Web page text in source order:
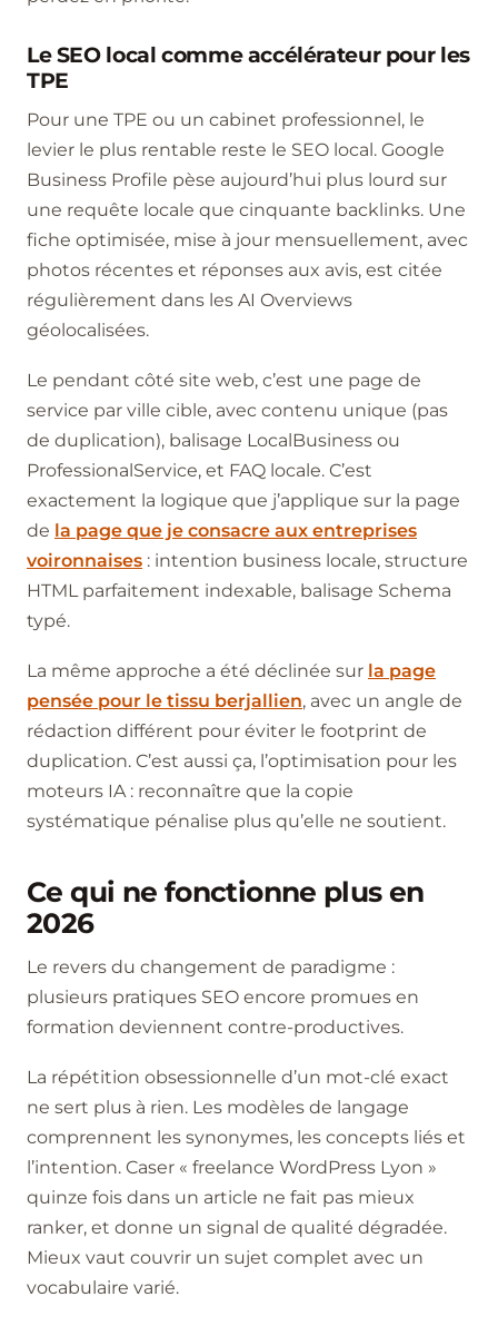
Le SEO local comme accélérateur pour les
TPE
Pour une TPE ou un cabinet professionnel, le
levier le plus rentable reste le SEO local. Google
Business Profile pèse aujourd’hui plus lourd sur
une requête locale que cinquante backlinks. Une
fiche optimisée, mise à jour mensuellement, avec
photos récentes et réponses aux avis, est citée
régulièrement dans les AI Overviews
géolocalisées.
Le pendant côté site web, c’est une page de
service par ville cible, avec contenu unique (pas
de duplication), balisage LocalBusiness ou
ProfessionalService, et FAQ locale. C’est
exactement la logique que j’applique sur la page
de la page que je consacre aux entreprises
voironnaises : intention business locale, structure
HTML parfaitement indexable, balisage Schema
typé.
La même approche a été déclinée sur la page
pensée pour le tissu berjallien, avec un angle de
rédaction différent pour éviter le footprint de
duplication. C’est aussi ça, l’optimisation pour les
moteurs IA : reconnaître que la copie
systématique pénalise plus qu’elle ne soutient.
Ce qui ne fonctionne plus en
2026
Le revers du changement de paradigme :
plusieurs pratiques SEO encore promues en
formation deviennent contre-productives.
La répétition obsessionnelle d’un mot-clé exact
ne sert plus à rien. Les modèles de langage
comprennent les synonymes, les concepts liés et
l’intention. Caser « freelance WordPress Lyon »
quinze fois dans un article ne fait pas mieux
ranker, et donne un signal de qualité dégradée.
Mieux vaut couvrir un sujet complet avec un
vocabulaire varié.